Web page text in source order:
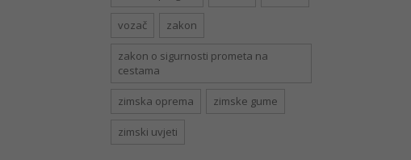
vozač zakon
zakon o sigurnosti prometa na
cestama
zimska oprema zimske gume
zimski uvjeti